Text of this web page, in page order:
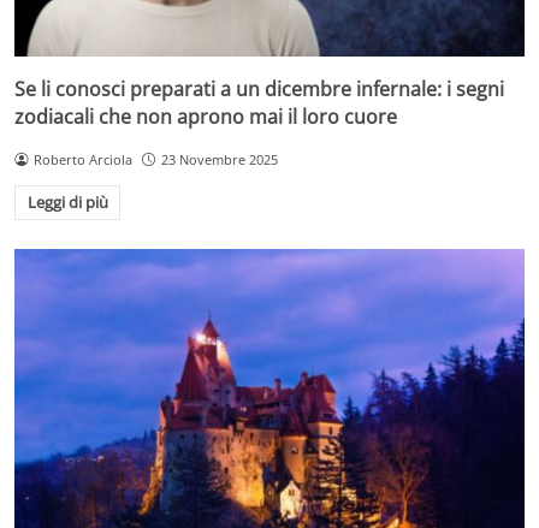
Se li conosci preparati a un dicembre infernale: i segni
zodiacali che non aprono mai il loro cuore
Roberto Arciola 23 Novembre 2025
Leggi di più